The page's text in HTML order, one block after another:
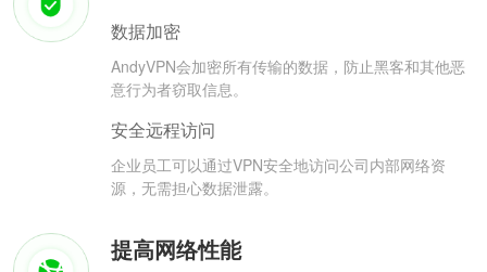
数据加密
AndyVPN会加密所有传输的数据，防止黑客和其他恶
意行为者窃取信息。
安全远程访问
企业员工可以通过VPN安全地访问公司内部网络资
源，无需担心数据泄露。
提高网络性能